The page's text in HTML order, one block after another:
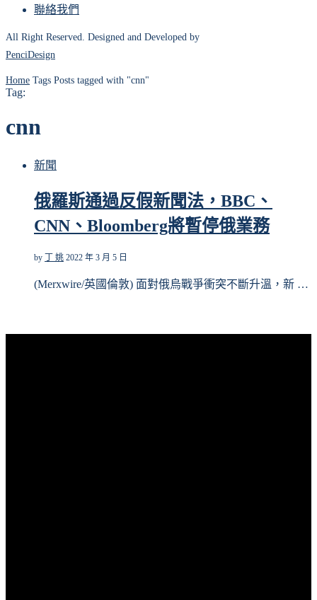
聯絡我們
All Right Reserved. Designed and Developed by
PenciDesign
Home Tags Posts tagged with "cnn"
Tag:
cnn
新聞
俄羅斯通過反假新聞法，BBC、
CNN、Bloomberg將暫停俄業務
by 丁 姚 2022 年 3 月 5 日
(Merxwire/英國倫敦) 面對俄烏戰爭衝突不斷升溫，新 …